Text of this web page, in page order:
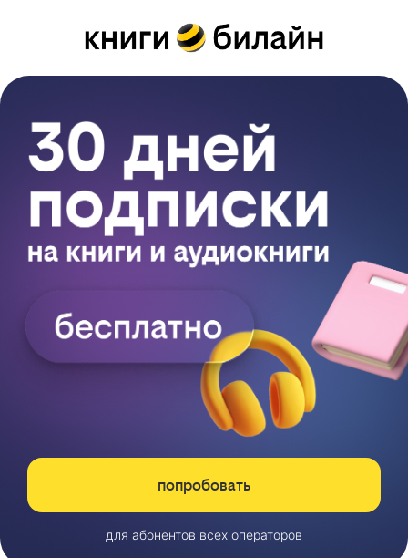
попробовать
для абонентов всех операторов